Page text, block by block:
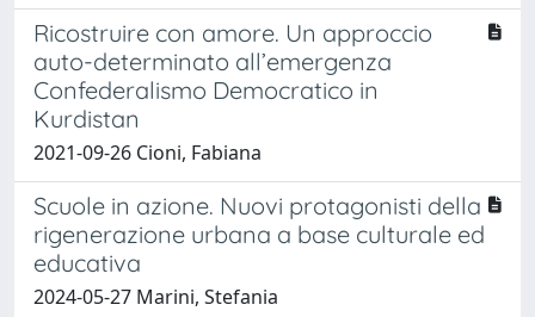
Ricostruire con amore. Un approccio
auto-determinato all’emergenza
Confederalismo Democratico in
Kurdistan
2021-09-26 Cioni, Fabiana
Scuole in azione. Nuovi protagonisti della
rigenerazione urbana a base culturale ed
educativa
2024-05-27 Marini, Stefania